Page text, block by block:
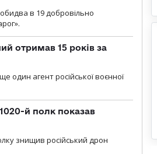
в 19 добровільно
отримав 15 років за
один агент російської воєнної
й полк показав
знищив російський дрон